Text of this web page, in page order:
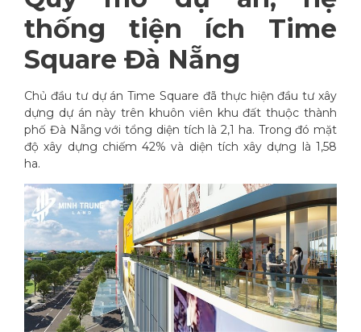
thống tiện ích Time
Square Đà Nẵng
Chủ đầu tư dự án Time Square đã thực hiện đầu tư xây
dựng dự án này trên khuôn viên khu đất thuộc thành
phố Đà Nẵng với tổng diện tích là 2,1 ha. Trong đó mặt
độ xây dựng chiếm 42% và diện tích xây dựng là 1,58
ha.